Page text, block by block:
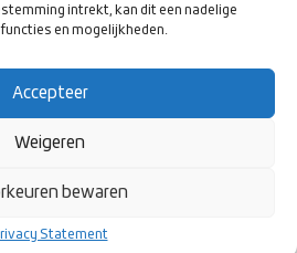
intrekt, kan dit een nadelige
en mogelijkheden.
Accepteer
Weigeren
bewaren
Statement
Dukes O
RC Hilversum
HRC